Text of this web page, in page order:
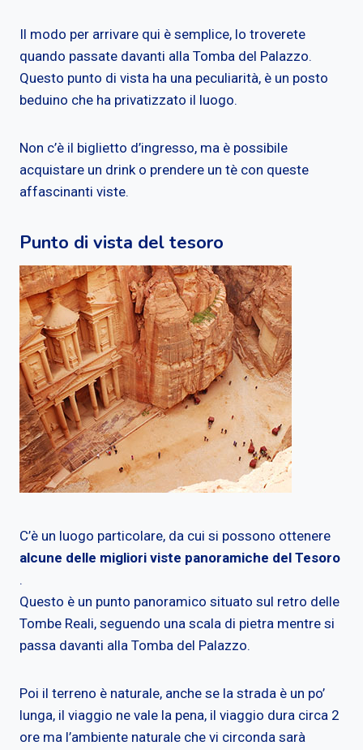
Il modo per arrivare qui è semplice, lo troverete
quando passate davanti alla Tomba del Palazzo.
Questo punto di vista ha una peculiarità, è un posto
beduino che ha privatizzato il luogo.
Non c’è il biglietto d’ingresso, ma è possibile
acquistare un drink o prendere un tè con queste
affascinanti viste.
Punto di vista del tesoro
C’è un luogo particolare, da cui si possono ottenere
alcune delle migliori viste panoramiche del Tesoro
.
Questo è un punto panoramico situato sul retro delle
Tombe Reali, seguendo una scala di pietra mentre si
passa davanti alla Tomba del Palazzo.
Poi il terreno è naturale, anche se la strada è un po’
lunga, il viaggio ne vale la pena, il viaggio dura circa 2
ore ma l’ambiente naturale che vi circonda sarà